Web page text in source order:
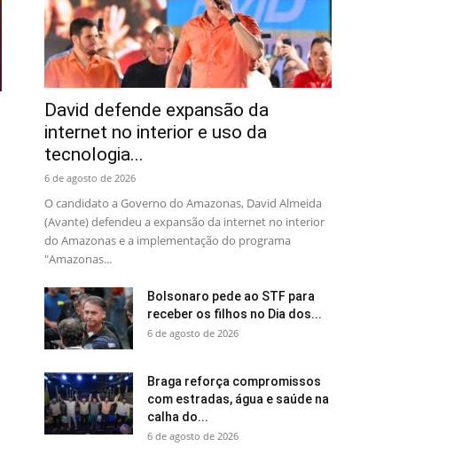
David defende expansão da
internet no interior e uso da
tecnologia...
6 de agosto de 2026
O candidato a Governo do Amazonas, David Almeida
(Avante) defendeu a expansão da internet no interior
do Amazonas e a implementação do programa
"Amazonas...
Bolsonaro pede ao STF para
receber os filhos no Dia dos...
6 de agosto de 2026
Braga reforça compromissos
com estradas, água e saúde na
calha do...
6 de agosto de 2026